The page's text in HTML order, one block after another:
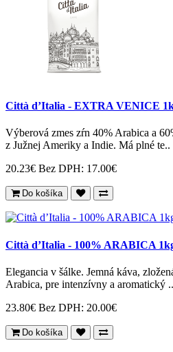
Città d’Italia - EXTRA VENICE
Výberová zmes zŕn 40% Arabica a
z Južnej Ameriky a Indie. Má plné te..
20.23€ Bez DPH: 17.00€
Do košíka
Città d’Italia - 100% ARABICA
Elegancia v šálke. Jemná káva,
Arabica, pre intenzívny a aromatický ..
23.80€ Bez DPH: 20.00€
Do košíka